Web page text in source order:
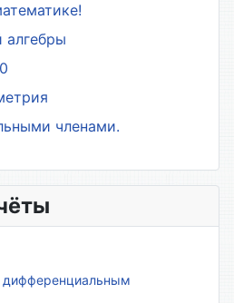
алгебры
членами.
дифференциальным